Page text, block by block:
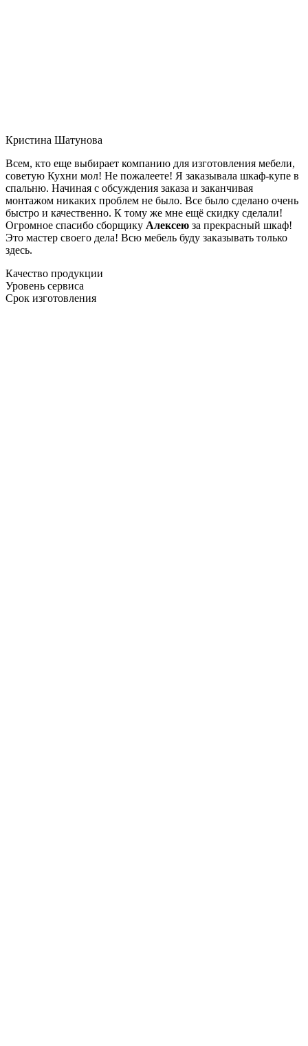
Кристина Шатунова
Всем, кто еще выбирает компанию для изготовления мебели,
советую Кухни мол! Не пожалеете! Я заказывала шкаф-купе в
спальню. Начиная с обсуждения заказа и заканчивая
монтажом никаких проблем не было. Все было сделано очень
быстро и качественно. К тому же мне ещё скидку сделали!
Огромное спасибо сборщику Алексею за прекрасный шкаф!
Это мастер своего дела! Всю мебель буду заказывать только
здесь.
Качество продукции
Уровень сервиса
Срок изготовления